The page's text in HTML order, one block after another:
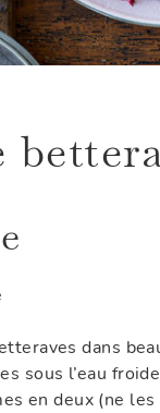
dans
sous l’eau
en deux (ne